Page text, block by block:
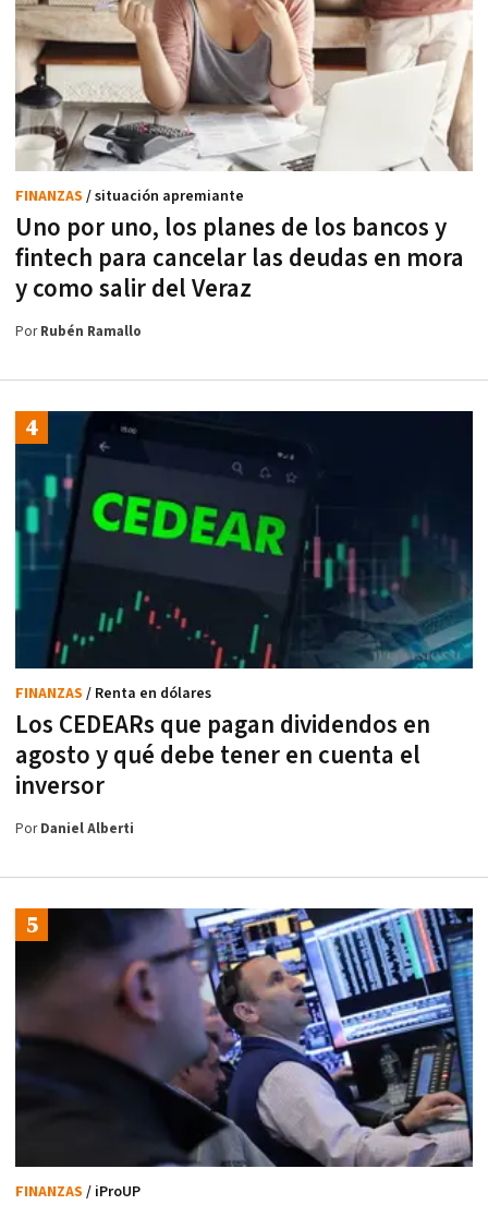
Uno por uno, los planes de los bancos y
fintech para cancelar las deudas en mora
y como salir del Veraz
FINANZAS / situación apremiante
PorRubén Ramallo
Los CEDEARs que pagan dividendos en
agosto y qué debe tener en cuenta el
inversor
FINANZAS / Renta en dólares
PorDaniel Alberti
FINANZAS / iProUP